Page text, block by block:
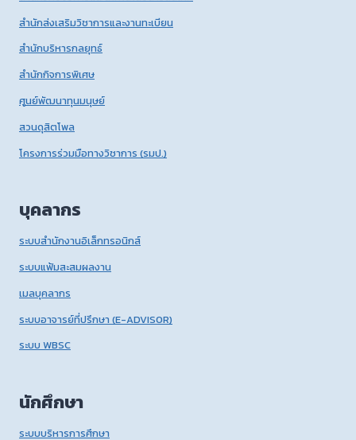
สำนักส่งเสริมวิชาการและงานทะเบียน
สำนักบริหารกลยุทธ์
สำนักกิจการพิเศษ
ศูนย์พัฒนาทุนมนุษย์
สวนดุสิตโพล
โครงการร่วมมือทางวิชาการ (รมป.)
บุคลากร
ระบบสำนักงานอิเล็กทรอนิกส์
ระบบแฟ้มสะสมผลงาน
เมลบุคลากร
ระบบอาจารย์ที่ปรึกษา (E-ADVISOR)
ระบบ WBSC
นักศึกษา
ระบบบริหารการศึกษา